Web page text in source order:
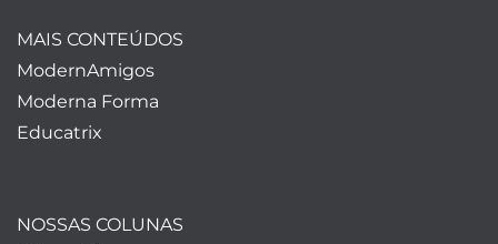
MAIS CONTEÚDOS
ModernAmigos
Moderna Forma
Educatrix
NOSSAS COLUNAS